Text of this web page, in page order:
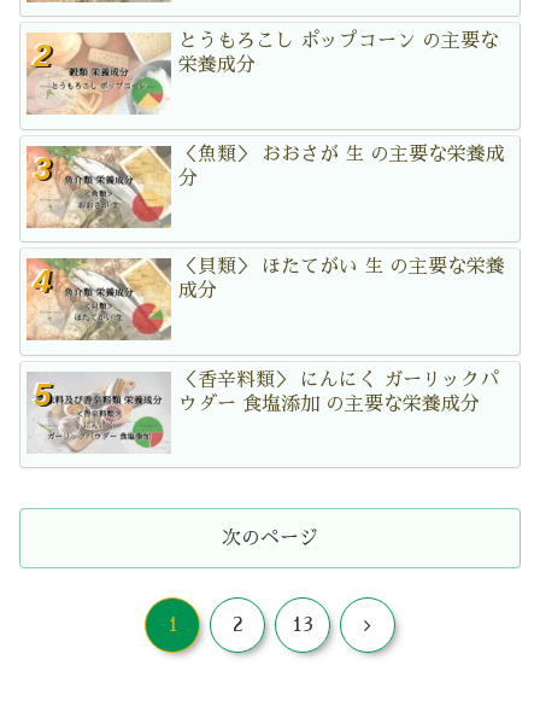
とうもろこし ポップコーン の主要な
栄養成分
＜魚類＞ おおさが 生 の主要な栄養成
分
＜貝類＞ ほたてがい 生 の主要な栄養
成分
＜香辛料類＞ にんにく ガーリックパ
ウダー 食塩添加 の主要な栄養成分
次のページ
1 2 13 次